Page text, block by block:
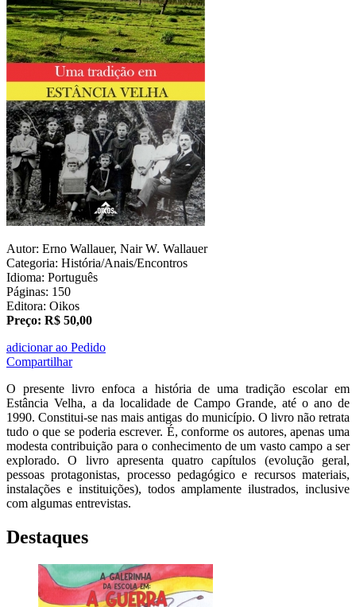
Autor: Erno Wallauer, Nair W. Wallauer
Categoria: História/Anais/Encontros
Idioma: Português
Páginas: 150
Editora: Oikos
Preço: R$ 50,00
adicionar ao Pedido
Compartilhar
O presente livro enfoca a história de uma tradição escolar em
Estância Velha, a da localidade de Campo Grande, até o ano de
1990. Constitui-se nas mais antigas do município. O livro não retrata
tudo o que se poderia escrever. É, conforme os autores, apenas uma
modesta contribuição para o conhecimento de um vasto campo a ser
explorado. O livro apresenta quatro capítulos (evolução geral,
pessoas protagonistas, processo pedagógico e recursos materiais,
instalações e instituições), todos amplamente ilustrados, inclusive
com algumas entrevistas.
Destaques